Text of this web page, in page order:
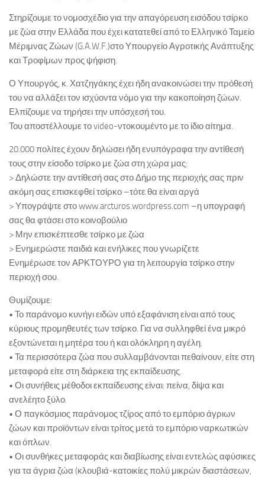
Στηρίζουμε το νομοσχέδιο για την απαγόρευση εισόδου τσίρκο
με ζώα στην Ελλάδα που έχει κατατεθεί από το Ελληνικό Ταμείο
Μέριμνας Ζώων (G.A.W.F.)στο Υπουργείο Αγροτικής Ανάπτυξης
και Τροφίμων προς ψήφιση.
Ο Υπουργός, κ. Χατζηγάκης έχει ήδη ανακοινώσει την πρόθεσή
του να αλλάξει τον ισχύοντα νόμο για την κακοποίηση ζώων.
Ελπίζουμε να τηρήσει την υπόσχεσή του.
Του αποστέλλουμε το video-ντοκουμέντο με το ίδιο αίτημα.
20.000 πολίτες έχουν δηλώσει ήδη ενυπόγραφα την αντίθεσή
τους στην είσοδο τσίρκο με ζώα στη χώρα μας:
> Δηλώστε την αντίθεσή σας στο Δήμο της περιοχής σας πριν
ακόμη σας επισκεφθεί τσίρκο –τότε θα είναι αργά
> Υπογράψτε στο www.arcturos.wordpress.com –η υπογραφή
σας θα φτάσει στο κοινοβούλιο
> Μην επισκέπτεσθε τσίρκο με ζώα
> Ενημερώστε παιδιά και ενήλικες που γνωρίζετε
Ενημέρωσε τον ΑΡΚΤΟΥΡΟ για τη λειτουργία τσίρκο στην
περιοχή σου.
Θυμίζουμε:
• Το παράνομο κυνήγι ειδών υπό εξαφάνιση είναι από τους
κύριους προμηθευτές των τσίρκο. Για να συλληφθεί ένα μικρό
εξοντώνεται η μητέρα του ή και ολόκληρη η αγέλη.
• Τα περισσότερα ζώα που συλλαμβάνονται πεθαίνουν, είτε στη
μεταφορά είτε στη διάρκεια της εκπαίδευσης.
• Οι συνήθεις μέθοδοι εκπαίδευσης είναι: πείνα, δίψα και
ανελέητο ξύλο.
• Ο παγκόσμιος παράνομος τζίρος από το εμπόριο άγριων
ζώων και προϊόντων είναι τρίτος μετά το εμπόριο ναρκωτικών
και όπλων.
• Οι συνθήκες μεταφοράς και διαβίωσης είναι εντελώς αφύσικες
για τα άγρια ζώα (κλουβιά-κατοικίες πολύ μικρών διαστάσεων,